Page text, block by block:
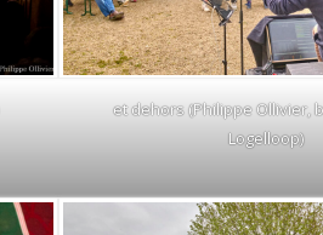
et dehors (Philippe Ollivier,
Logelloop)